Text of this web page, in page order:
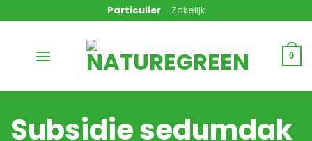
naar
Particulier Zakelijk
0
Subsidie sedumdak